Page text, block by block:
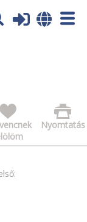
itt:
Nyomtatás